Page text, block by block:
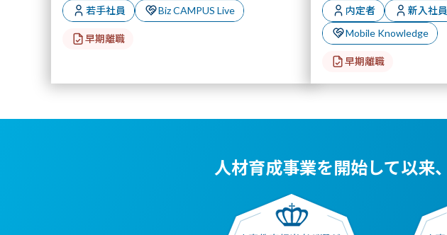
若手社員 Biz CAMPUS Live
早期離職
内定者
新入社員
Mobile Knowledge
早期離職
人材育成事業を開始して以来、